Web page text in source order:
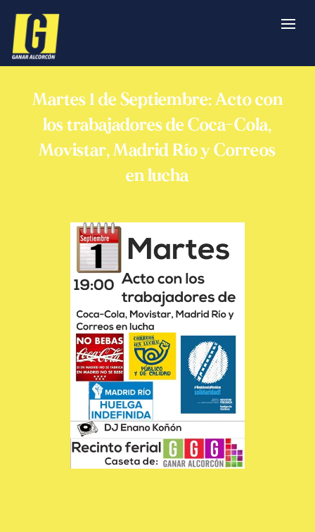
Martes 1 de Septiembre: Acto con
los trabajadores de Coca-Cola,
Movistar, Madrid Río y Correos
en lucha